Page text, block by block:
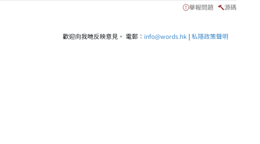
舉報問題 源碼
歡迎向我哋反映意見。 電郵： info@words.hk | 私隱政策聲明